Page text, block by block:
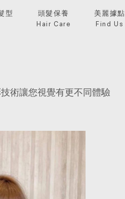
型 頭髮保養
Hair Care
美麗據點
Find Us
術讓您視覺有更不同體驗